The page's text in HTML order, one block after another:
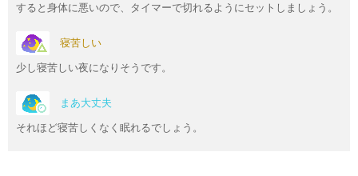
すると身体に悪いので、タイマーで切れるようにセットしましょう。
寝苦しい
少し寝苦しい夜になりそうです。
まあ大丈夫
それほど寝苦しくなく眠れるでしょう。